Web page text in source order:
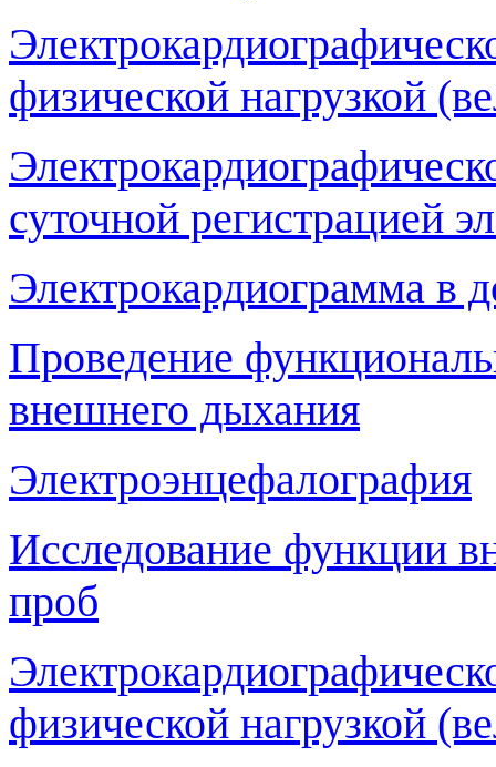
физической нагрузкой
суточной регистрацией
Электрокардиограмма в
Проведение
внешнего дыхания
Электроэнцефалография
Исследование функции
проб
физической нагрузкой